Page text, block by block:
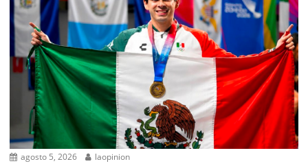
agosto 5, 2026 laopinion